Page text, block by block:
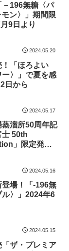
196無糖〈パ
ン〉」期間限
9日より
2024.05.20
「ほろよい
ー〉」で夏を感
日から
2024.05.17
溜所50周年記
士 50th
」限定発
2024.05.16
場！「-196無
〉」2024年6
2024.05.15
ザ・プレミア